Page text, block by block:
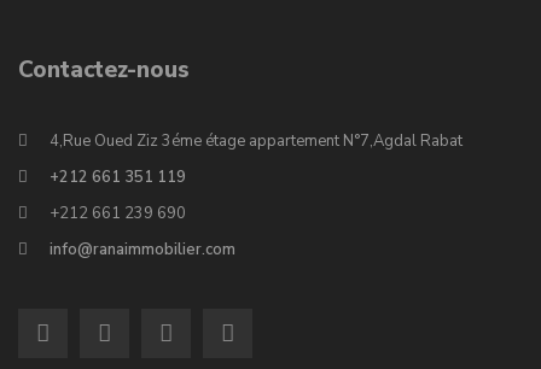
Contactez-nous
4,Rue Oued Ziz 3éme étage appartement N°7,Agdal Rabat
+212 661 351 119
+212 661 239 690
info@ranaimmobilier.com